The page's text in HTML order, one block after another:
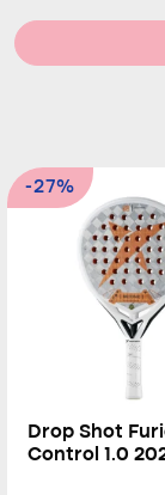
-27%
Drop Shot
Control 1.0